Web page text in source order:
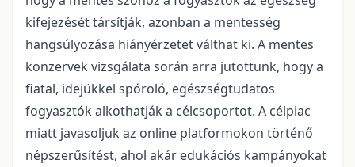
kifejezését társítják, azonban a mentesség
hangsúlyozása hiányérzetet válthat ki. A mentes
konzervek vizsgálata során arra jutottunk, hogy a
fiatal, idejükkel spóroló, egészségtudatos
fogyasztók alkothatják a célcsoportot. A célpiac
miatt javasoljuk az online platformokon történő
népszerűsítést, ahol akár edukációs kampányokat